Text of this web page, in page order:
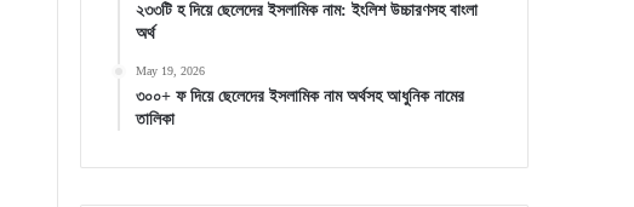
২৩৩টি হ দিয়ে ছেলেদের ইসলামিক নাম: ইংলিশ উচ্চারণসহ বাংলা
অর্থ
May 19, 2026
৩০০+ ফ দিয়ে ছেলেদের ইসলামিক নাম অর্থসহ আধুনিক নামের
তালিকা